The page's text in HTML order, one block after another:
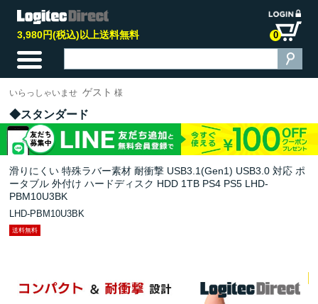
3,980円(税込)以上送料無料 0
いらっしゃいませ ゲスト 様
スタンダード
滑りにくい 特殊ラバー素材 耐衝撃 USB3.1(Gen1) USB3.0 対応 ポ
ータブル 外付け ハードディスク HDD 1TB PS4 PS5 LHD-
PBM10U3BK
LHD-PBM10U3BK
送料無料